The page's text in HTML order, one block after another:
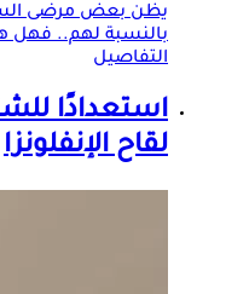
يظن بعض مرضى
بالنسبة لهم.. فهل
التفاصيل
استعدادًا
لقاح الإنفلونزا